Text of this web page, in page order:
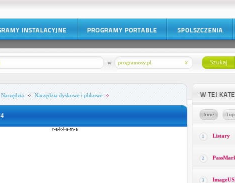
programosy.pl
w
Narzędzia Narzędzia dyskowe i plikowe
1 Listary
2
3